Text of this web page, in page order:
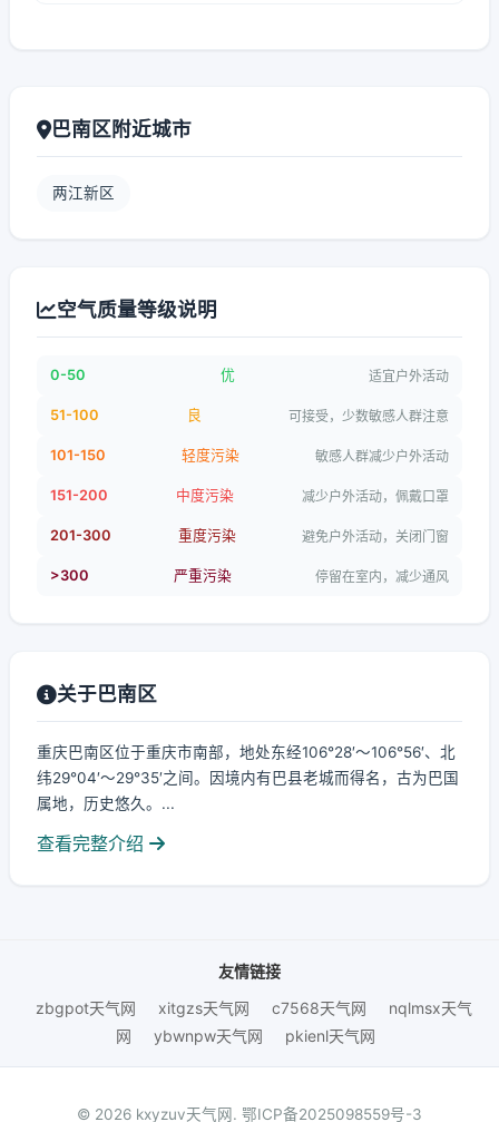
巴南区附近城市
两江新区
空气质量等级说明
0-50 优 适宜户外活动
51-100 良 可接受，少数敏感人群注意
101-150 轻度污染 敏感人群减少户外活动
151-200 中度污染 减少户外活动，佩戴口罩
201-300 重度污染 避免户外活动，关闭门窗
>300 严重污染 停留在室内，减少通风
关于巴南区
重庆巴南区位于重庆市南部，地处东经106°28′～106°56′、北
纬29°04′～29°35′之间。因境内有巴县老城而得名，古为巴国
属地，历史悠久。...
查看完整介绍
友情链接
zbgpot天气网
xitgzs天气网 c7568天气网
nqlmsx天气
网
ybwnpw天气网 pkienl天气网
© 2026 kxyzuv天气网. 鄂ICP备2025098559号-3